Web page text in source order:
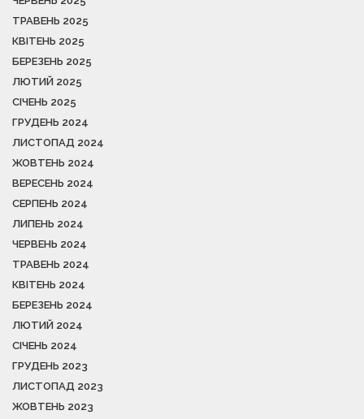
ТРАВЕНЬ 2025
КВІТЕНЬ 2025
БЕРЕЗЕНЬ 2025
ЛЮТИЙ 2025
СІЧЕНЬ 2025
ГРУДЕНЬ 2024
ЛИСТОПАД 2024
ЖОВТЕНЬ 2024
ВЕРЕСЕНЬ 2024
СЕРПЕНЬ 2024
ЛИПЕНЬ 2024
ЧЕРВЕНЬ 2024
ТРАВЕНЬ 2024
КВІТЕНЬ 2024
БЕРЕЗЕНЬ 2024
ЛЮТИЙ 2024
СІЧЕНЬ 2024
ГРУДЕНЬ 2023
ЛИСТОПАД 2023
ЖОВТЕНЬ 2023